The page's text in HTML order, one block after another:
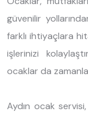
güvenilir
farklı ihtiyaçlara
işlerinizi
ocaklar da
Aydın ocak